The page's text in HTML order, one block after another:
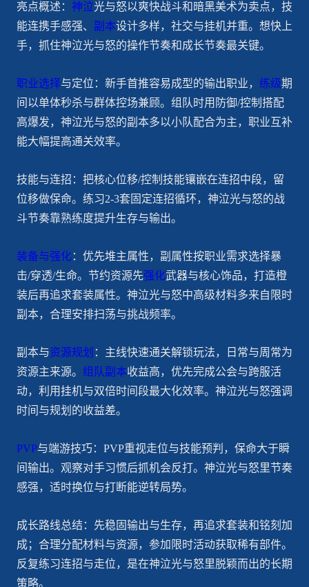
亮点概述： 神泣光与怒以爽快战斗和暗黑美术为卖点，技
能连携手感强、 副本设计多样，社交与挂机并重。想快上
手，抓住神泣光与怒的操作节奏和成长节奏最关键。
职业选择与定位：新手首推容易成型的输出职业， 练级期
间以单体秒杀与群体控场兼顾。组队时用防御/控制搭配
高爆发，神泣光与怒的副本多以小队配合为主，职业互补
能大幅提高通关效率。
技能与连招：把核心位移/控制技能镶嵌在连招中段，留
位移做保命。练习2-3套固定连招循环，神泣光与怒的战
斗节奏靠熟练度提升生存与输出。
装备与强化：优先堆主属性，副属性按职业需求选择暴
击/穿透/生命。节约资源先强化武器与核心饰品，打造橙
装后再追求套装属性。神泣光与怒中高级材料多来自限时
副本，合理安排扫荡与挑战频率。
副本与资源规划 ：主线快速通关解锁玩法，日常与周常为
资源主来源。 组队副本收益高，优先完成公会与跨服活
动，利用挂机与双倍时间段最大化效率。神泣光与怒强调
时间与规划的收益差。
PVP与端游技巧：PVP重视走位与技能预判，保命大于瞬
间输出。观察对手习惯后抓机会反打。神泣光与怒里节奏
感强，适时换位与打断能逆转局势。
成长路线总结：先稳固输出与生存，再追求套装和铭刻加
成；合理分配材料与资源，参加限时活动获取稀有部件。
反复练习连招与走位，是在神泣光与怒里脱颖而出的长期
策略。